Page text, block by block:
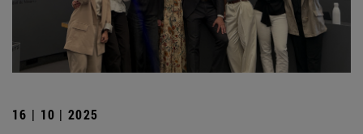
16 | 10 | 2025